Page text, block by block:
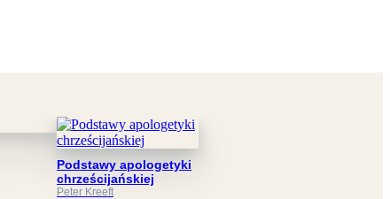
Podstawy apologetyki
chrześcijańskiej
Peter Kreeft